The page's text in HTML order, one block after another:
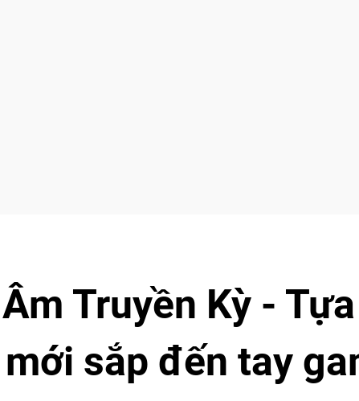
Truyền Kỳ -
mới sắp đến tay